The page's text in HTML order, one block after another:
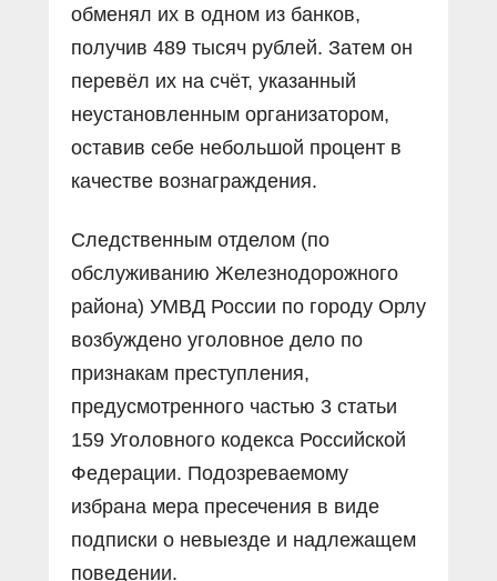
обменял их в одном из банков,
получив 489 тысяч рублей. Затем он
перевёл их на счёт, указанный
неустановленным организатором,
оставив себе небольшой процент в
качестве вознаграждения.
Следственным отделом (по
обслуживанию Железнодорожного
района) УМВД России по городу Орлу
возбуждено уголовное дело по
признакам преступления,
предусмотренного частью 3 статьи
159 Уголовного кодекса Российской
Федерации. Подозреваемому
избрана мера пресечения в виде
подписки о невыезде и надлежащем
поведении.